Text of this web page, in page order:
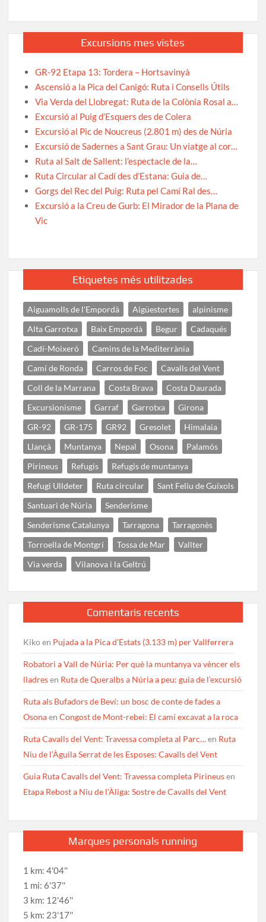
Excursions mes vistes
GR-92 Etapa 13: Tordera – Hortsavinyà
Ascensió a la Pica del Canigó: Ruta i Consells Útils
Via Verda del Llobregat: Ruta de la Colònia Rosal a…
Excursió al Puig d’Esquers des de Colera
Excursió al Pic de Noucreus (2.801 m) des de Núria
Excursió de Sadernes a Sant Grau: Un viatge al cor…
Ruta al Salt de Sallent: l’espectacle de la…
Ruta Circular al Cadí des d’Estana: Guia de…
Gorgs del Rec del Puig: Ruta pel Camí Ral des…
Excursió a la Creu de Gurb: El Mirador de la Plana de
Vic
Etiquetes més utilitzades
Aiguamolls de l'Empordà Aigüestortes
alpinisme
Alta Garrotxa
Baix Empordà Begur
Cadaqués
Cadí-Moixeró
Camins de la Mediterrània
Camí de Ronda
Carros de Foc
Cavalls del Vent
Coll de la Marrana
Costa Brava
Costa Daurada
Excursionisme
Garraf Garrotxa
Girona
GR-92
GR-175 GR92 Gresolet
Himalaia
Llançà
Muntanya Nepal Osona
Palamós
Pirineus
Refugis
Refugis de muntanya
Refugi Ulldeter
Ruta circular
Sant Feliu de Guíxols
Santuari de Núria
Senderisme
Senderisme Catalunya
Tarragona
Tarragonès
Torroella de Montgrí
Tossa de Mar
Vallter
Via verda
Vilanova i la Geltrú
Comentaris recents
Kikoen Pujada a la Pica d’Estats (3.133 m) per Vallferrera
Robatori a Vall de Núria: Per què la muntanya va vèncer els
lladresen Ruta de Queralbs a Núria a peu: guia de l’excursió
Ruta als Bufadors de Beví: un bosc de conte de fades a
OsonaenCongost de Mont-rebei: El camí excavat a la roca
Ruta Cavalls del Vent: Travessa completa al Parc…en Ruta
Niu de l’Àguila Serrat de les Esposes: Cavalls del Vent
Guia Ruta Cavalls del Vent: Travessa completa Pirineusen
Etapa Rebost a Niu de l’Àliga: Sostre de Cavalls del Vent
Marques personals running
1 km: 4'04''
1 mi: 6'37''
3 km: 12'46''
5 km: 23'17''